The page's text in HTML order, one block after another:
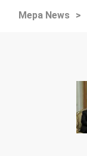
Mepa News >